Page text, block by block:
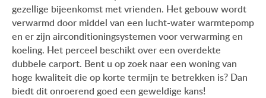
gezellige bijeenkomst met vrienden. Het gebouw wordt
verwarmd door middel van een lucht-water warmtepomp
en er zijn airconditioningsystemen voor verwarming en
koeling. Het perceel beschikt over een overdekte
dubbele carport. Bent u op zoek naar een woning van
hoge kwaliteit die op korte termijn te betrekken is? Dan
biedt dit onroerend goed een geweldige kans!